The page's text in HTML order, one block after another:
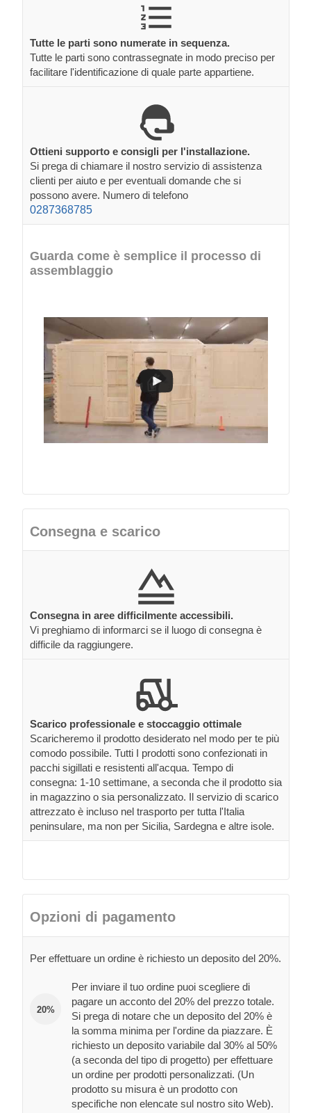
Tutte le parti sono numerate in sequenza.
Tutte le parti sono contrassegnate in modo preciso per
facilitare l'identificazione di quale parte appartiene.
Ottieni supporto e consigli per l'installazione.
Si prega di chiamare il nostro servizio di assistenza
clienti per aiuto e per eventuali domande che si
possono avere. Numero di telefono
0287368785
Guarda come è semplice il processo di
assemblaggio
Consegna e scarico
Consegna in aree difficilmente accessibili.
Vi preghiamo di informarci se il luogo di consegna è
difficile da raggiungere.
Scarico professionale e stoccaggio ottimale
Scaricheremo il prodotto desiderato nel modo per te più
comodo possibile. Tutti I prodotti sono confezionati in
pacchi sigillati e resistenti all'acqua. Tempo di
consegna: 1-10 settimane, a seconda che il prodotto sia
in magazzino o sia personalizzato. Il servizio di scarico
attrezzato è incluso nel trasporto per tutta l'Italia
peninsulare, ma non per Sicilia, Sardegna e altre isole.
Opzioni di pagamento
Per effettuare un ordine è richiesto un deposito del 20%.
20%
Per inviare il tuo ordine puoi scegliere di
pagare un acconto del 20% del prezzo totale.
Si prega di notare che un deposito del 20% è
la somma minima per l'ordine da piazzare. È
richiesto un deposito variabile dal 30% al 50%
(a seconda del tipo di progetto) per effettuare
un ordine per prodotti personalizzati. (Un
prodotto su misura è un prodotto con
specifiche non elencate sul nostro sito Web).